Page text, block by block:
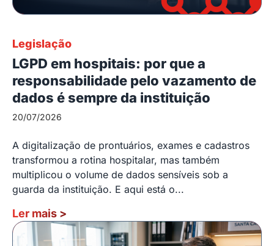
Legislação
LGPD em hospitais: por que a
responsabilidade pelo vazamento de
dados é sempre da instituição
20/07/2026
A digitalização de prontuários, exames e cadastros
transformou a rotina hospitalar, mas também
multiplicou o volume de dados sensíveis sob a
guarda da instituição. E aqui está o...
Ler mais >